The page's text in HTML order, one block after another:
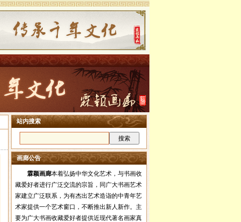
站内搜索
画廊公告
霖颖画廊本着弘扬中华文化艺术，与书画收
藏爱好者进行广泛交流的宗旨，同广大书画艺术
家建立广泛联系，为有杰出艺术造诣的中青年艺
术家提供一个艺术窗口，不断推出新人新作。主
要为广大书画收藏爱好者提供近现代著名画家真